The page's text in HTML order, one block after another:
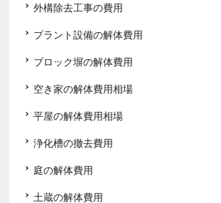
外構除去工事の費用
プラント設備の解体費用
ブロック塀の解体費用
空き家の解体費用相場
平屋の解体費用相場
浄化槽の撤去費用
庭の解体費用
土蔵の解体費用